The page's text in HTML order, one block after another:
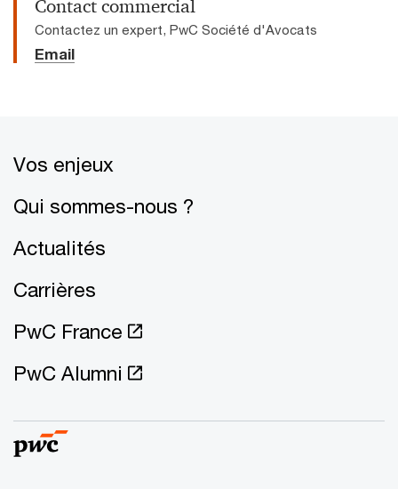
Contact commercial
Contactez un expert, PwC Société d'Avocats
Email
Vos enjeux
Qui sommes-nous ?
Actualités
Carrières
PwC France
PwC Alumni